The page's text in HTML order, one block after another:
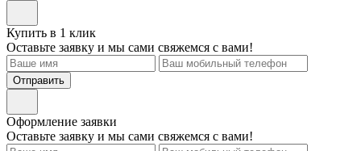
Купить в 1 клик
Оставьте заявку и мы сами свяжемся с вами!
Отправить
Оформление заявки
Оставьте заявку и мы сами свяжемся с вами!